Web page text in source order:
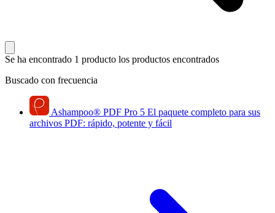
Se ha encontrado 1 producto los productos encontrados
Buscado con frecuencia
Ashampoo® PDF Pro 5 El paquete completo para sus
archivos PDF: rápido, potente y fácil